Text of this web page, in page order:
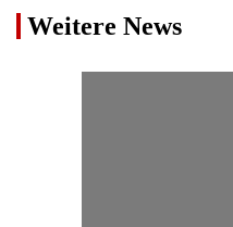
Weitere News